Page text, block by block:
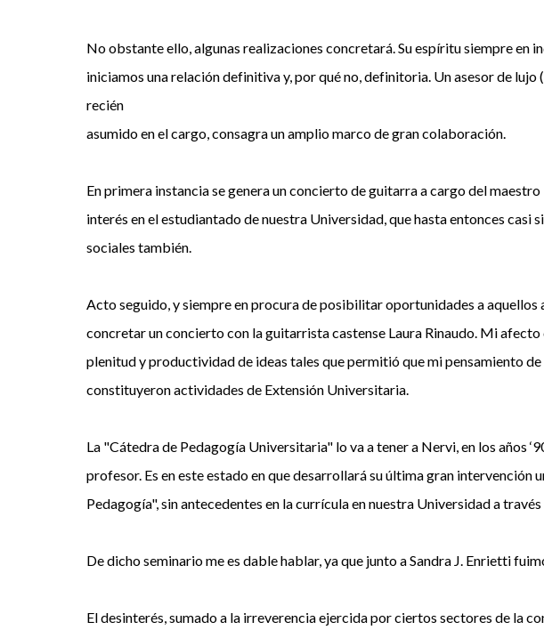
No obstante ello, algunas realizaciones concretará. Su espíritu siempre en
iniciamos una relación definitiva y, por qué no, definitoria. Un asesor de
recién
asumido en el cargo, consagra un amplio marco de gran colaboración.
En primera instancia se genera un concierto de guitarra a cargo del
interés en el estudiantado de nuestra Universidad, que hasta entonces
sociales también.
Acto seguido, y siempre en procura de posibilitar oportunidades a
concretar un concierto con la guitarrista castense Laura Rinaudo. Mi
plenitud y productividad de ideas tales que permitió que mi pensamiento
constituyeron actividades de Extensión Universitaria.
La "Cátedra de Pedagogía Universitaria" lo va a tener a Nervi, en los años
profesor. Es en este estado en que desarrollará su última gran
Pedagogía", sin antecedentes en la currícula en nuestra Universidad a
De dicho seminario me es dable hablar, ya que junto a Sandra J. Enrietti
El desinterés, sumado a la irreverencia ejercida por ciertos sectores de la